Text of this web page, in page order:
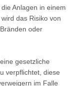
Anlagen in einem
das Risiko von
oder
gesetzliche
verpflichtet, diese
im Falle